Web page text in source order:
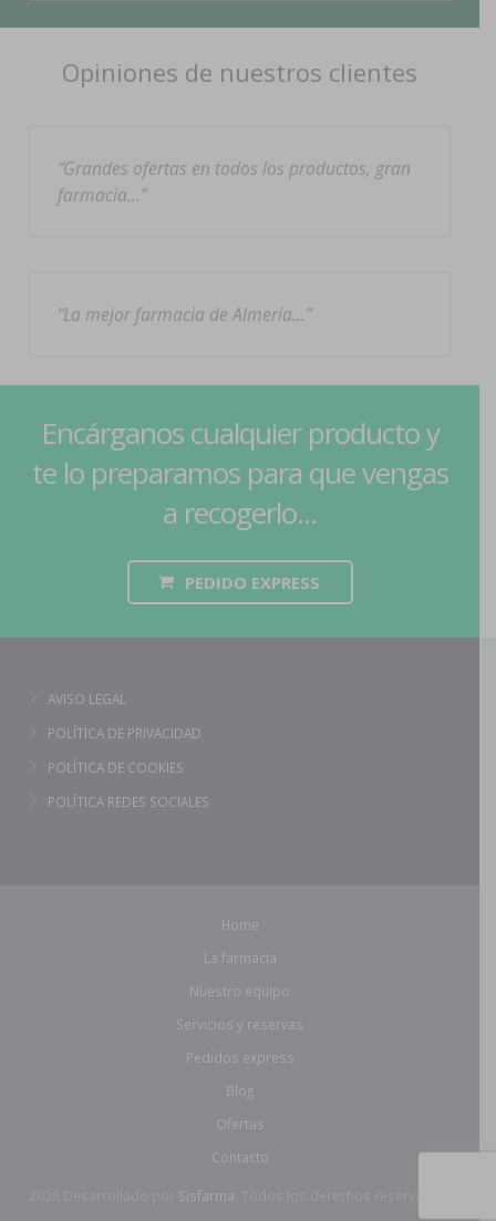
Opiniones de nuestros clientes
Grandes ofertas en todos los productos, gran
farmacia…
La mejor farmacia de Almería…
Encárganos cualquier producto y
te lo preparamos para que vengas
a recogerlo...
PEDIDO EXPRESS
AVISO LEGAL
POLÍTICA DE PRIVACIDAD
POLÍTICA DE COOKIES
POLÍTICA REDES SOCIALES
Home
La farmacia
Nuestro equipo
Servicios y reservas
Pedidos express
Blog
Ofertas
Contacto
Sisfarma.